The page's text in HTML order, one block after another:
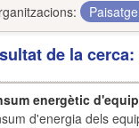
de la
energètic
d'energia dels